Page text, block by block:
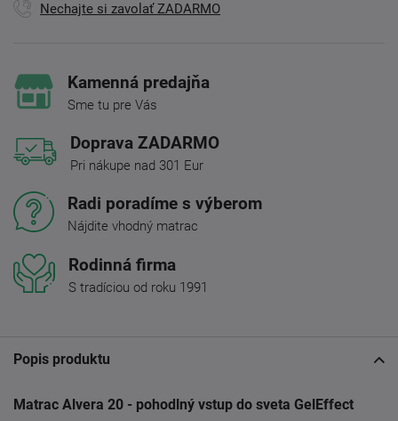
Nechajte si zavolať ZADARMO
Kamenná predajňa
Sme tu pre Vás
Doprava ZADARMO
Pri nákupe nad 301 Eur
Radi poradíme s výberom
Nájdite vhodný matrac
Rodinná firma
S tradíciou od roku 1991
Popis produktu
Matrac Alvera 20 - pohodlný vstup do sveta GelEffect